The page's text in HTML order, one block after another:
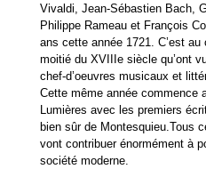
Vivaldi, Jean-Sébastien Bach,
Philippe Rameau et François
ans cette année 1721. C’est
moitié du XVIIIe siècle qu’ont
chef-d’oeuvres musicaux et
Cette même année commence
Lumières avec les premiers
bien sûr de Montesquieu.Tous
vont contribuer énormément à
société moderne.